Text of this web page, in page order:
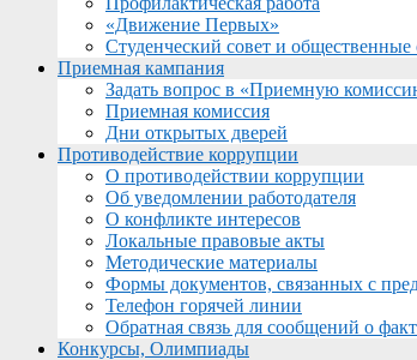
«Движение Первых»
Студенческий совет и
Приемная кампания
Задать вопрос в «Приемную
Приемная комиссия
Дни открытых дверей
Противодействие коррупции
О противодействии коррупции
Об уведомлении работодателя
О конфликте интересов
Локальные правовые акты
Методические материалы
Формы документов, связанных с
Телефон горячей линии
Обратная связь для сообщений о
Конкурсы, Олимпиады